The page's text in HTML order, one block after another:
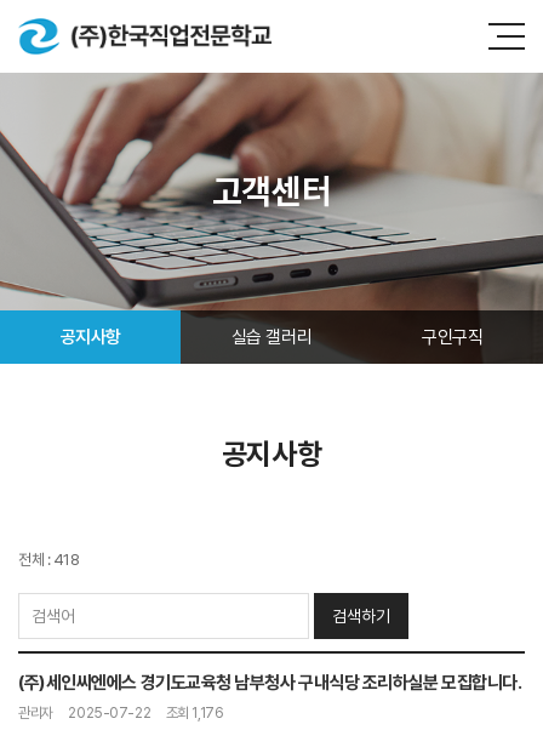
고객센터
공지사항 실습 갤러리 구인구직
공지사항
전체 : 418
검색하기
(주)세인씨엔에스 경기도교육청 남부청사 구내식당 조리하실분 모집합니다.
관리자 2025-07-22 조회 1,176